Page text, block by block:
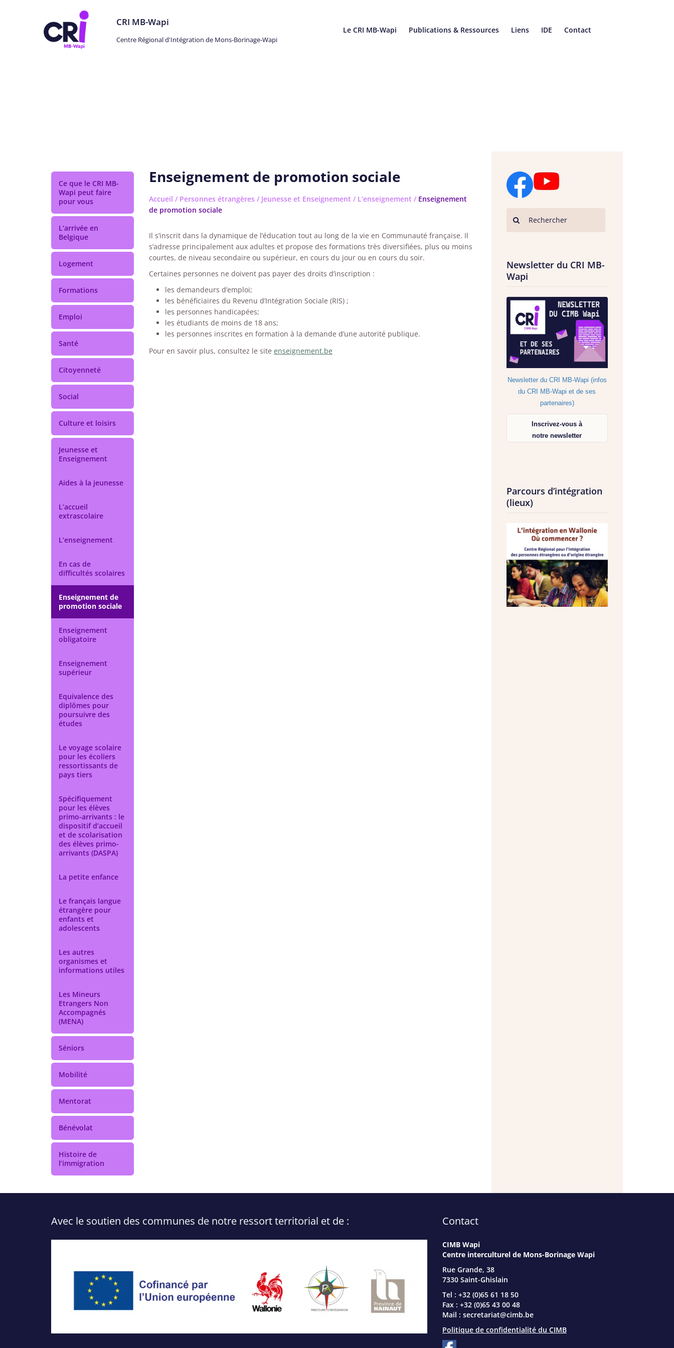
CRI MB-Wapi
Centre Régional d'Intégration de Mons-Borinage-Wapi
Le CRI MB-Wapi Publications & Ressources Liens IDE Contact
Ce que le CRI MB-
Wapi peut faire
pour vous
L’arrivée en
Belgique
Logement
Formations
Emploi
Santé
Citoyenneté
Social
Culture et loisirs
Jeunesse et
Enseignement
Aides à la jeunesse
L’accueil
extrascolaire
L’enseignement
En cas de
difficultés scolaires
Enseignement de
promotion sociale
Enseignement
obligatoire
Enseignement
supérieur
Equivalence des
diplômes pour
poursuivre des
études
Le voyage scolaire
pour les écoliers
ressortissants de
pays tiers
Spécifiquement
pour les élèves
primo-arrivants : le
dispositif d’accueil
et de scolarisation
des élèves primo-
arrivants (DASPA)
La petite enfance
Le français langue
étrangère pour
enfants et
adolescents
Les autres
organismes et
informations utiles
Les Mineurs
Etrangers Non
Accompagnés
(MENA)
Séniors
Mobilité
Mentorat
Bénévolat
Histoire de
l’immigration
Enseignement de promotion sociale
Accueil / Personnes étrangères / Jeunesse et Enseignement / L’enseignement / Enseignement
de promotion sociale
Il s’inscrit dans la dynamique de l’éducation tout au long de la vie en Communauté française. Il
s’adresse principalement aux adultes et propose des formations très diversifiées, plus ou moins
courtes, de niveau secondaire ou supérieur, en cours du jour ou en cours du soir.
Certaines personnes ne doivent pas payer des droits d’inscription :
les demandeurs d’emploi;
les bénéficiaires du Revenu d’Intégration Sociale (RIS) ;
les personnes handicapées;
les étudiants de moins de 18 ans;
les personnes inscrites en formation à la demande d’une autorité publique.
Pour en savoir plus, consultez le site enseignement.be
Newsletter du CRI MB-
Wapi
Newsletter du CRI MB-Wapi (infos
du CRI MB-Wapi et de ses
partenaires)
Inscrivez-vous à
notre newsletter
Parcours d’intégration
(lieux)
Avec le soutien des communes de notre ressort territorial et de : Contact
CIMB Wapi
Centre interculturel de Mons-Borinage Wapi
Rue Grande, 38
7330 Saint-Ghislain
Tel : +32 (0)65 61 18 50
Fax : +32 (0)65 43 00 48
Mail : secretariat@cimb.be
Politique de confidentialité du CIMB